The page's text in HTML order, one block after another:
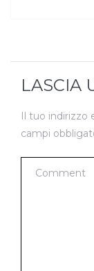
LASCIA
Il tuo indirizzo
campi